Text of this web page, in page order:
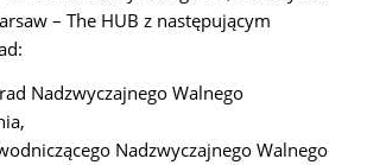
– The HUB z następującym
Nadzwyczajnego Walnego
Nadzwyczajnego Walnego